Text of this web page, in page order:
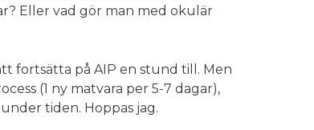
Eller vad gör man med okulär
fortsätta på AIP en stund till. Men
(1 ny matvara per 5-7 dagar),
tiden. Hoppas jag.